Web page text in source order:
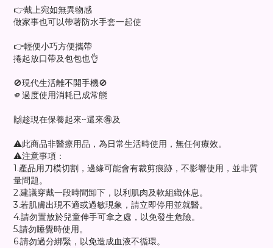
👉戴上宛如無異物感
做家事也可以帶著防水手套一起使
👉輕便小巧方便攜帶
捲起放口帶及包包也👌
🚫現代生活離不開手機🚫
🫵過度使用消耗已成常態
🙌趁現在保養起來~還來🉐及
⚠️此商品非醫療用品，為日常生活時使用，無任何療效。
⚠️注意事項：
1.產品用刀模切割，邊緣可能會有裁剪痕跡，不影響使用，並非質
量問題。
2.建議穿戴一段時間卸下，以利肌肉及軟組織休息。
3.若肌膚出現不適或過敏現象，請立即停用並就醫。
4.請勿置放於兒童伸手可拿之處，以免發生危險。
5.請勿睡覺時使用。
6.請勿過分綁緊，以免造成血液不循環。